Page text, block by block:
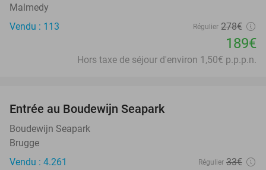
Malmedy
Vendu : 113
Régulier 278€
189€
Hors taxe de séjour d'environ 1,50€ p.p.p.n.
Entrée au Boudewijn Seapark
Boudewijn Seapark
Brugge
Vendu : 4.261
Régulier 33€